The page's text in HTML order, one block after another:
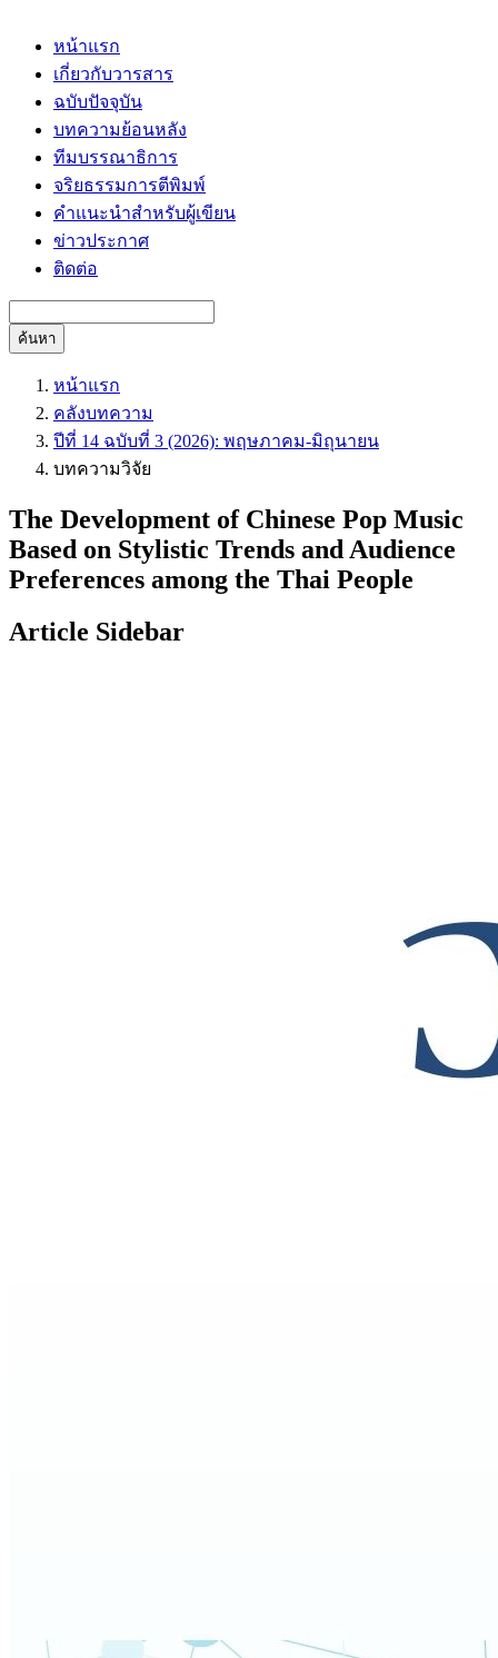
หน้าแรก
เกี่ยวกับวารสาร
ฉบับปัจจุบัน
บทความย้อนหลัง
ทีมบรรณาธิการ
จริยธรรมการตีพิมพ์
คำแนะนำสำหรับผู้เขียน
ข่าวประกาศ
ติดต่อ
ค้นหา
หน้าแรก
คลังบทความ
ปีที่ 14 ฉบับที่ 3 (2026): พฤษภาคม-มิถุนายน
บทความวิจัย
The Development of Chinese Pop Music
Based on Stylistic Trends and Audience
Preferences among the Thai People
Article Sidebar